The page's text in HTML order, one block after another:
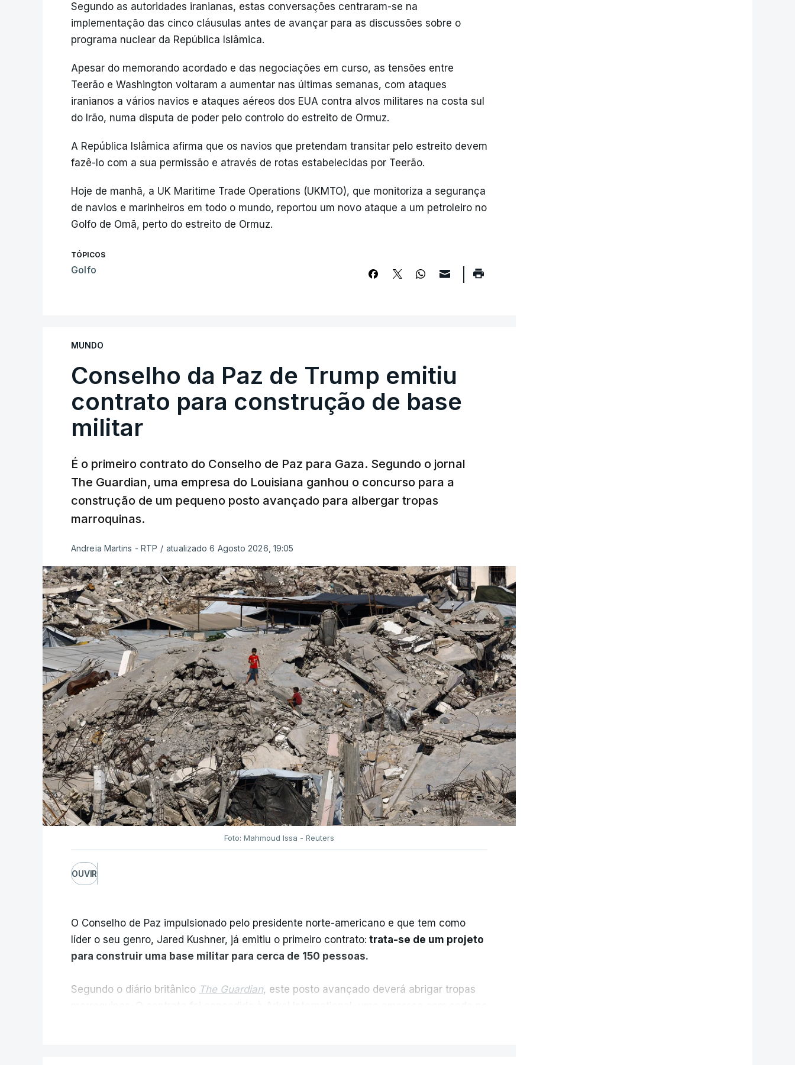
Segundo as autoridades iranianas, estas conversações centraram-se na
implementação das cinco cláusulas antes de avançar para as discussões sobre o
programa nuclear da República Islâmica.
Apesar do memorando acordado e das negociações em curso, as tensões entre
Teerão e Washington voltaram a aumentar nas últimas semanas, com ataques
iranianos a vários navios e ataques aéreos dos EUA contra alvos militares na costa sul
do Irão, numa disputa de poder pelo controlo do estreito de Ormuz.
A República Islâmica afirma que os navios que pretendam transitar pelo estreito devem
fazê-lo com a sua permissão e através de rotas estabelecidas por Teerão.
Hoje de manhã, a UK Maritime Trade Operations (UKMTO), que monitoriza a segurança
de navios e marinheiros em todo o mundo, reportou um novo ataque a um petroleiro no
Golfo de Omã, perto do estreito de Ormuz.
TÓPICOS
Golfo
MUNDO
Conselho da Paz de Trump emitiu
contrato para construção de base
militar
É o primeiro contrato do Conselho de Paz para Gaza. Segundo o jornal
The Guardian, uma empresa do Louisiana ganhou o concurso para a
construção de um pequeno posto avançado para albergar tropas
marroquinas.
Andreia Martins - RTP / atualizado 6 Agosto 2026, 19:05
Foto: Mahmoud Issa - Reuters
OUVIR
O Conselho de Paz impulsionado pelo presidente norte-americano e que tem como
líder o seu genro, Jared Kushner, já emitiu o primeiro contrato: trata-se de um projeto
para construir uma base militar para cerca de 150 pessoas.
Segundo o diário britânico The Guardian, este posto avançado deverá abrigar tropas